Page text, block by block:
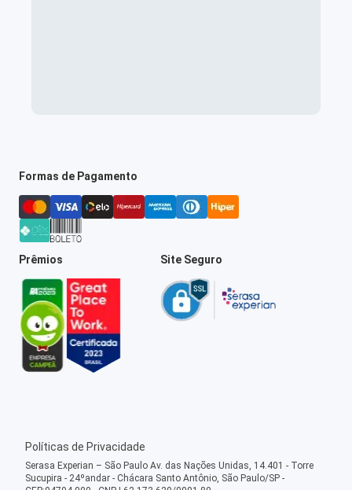
Formas de Pagamento
Prêmios Site Seguro
Políticas de Privacidade
Serasa Experian – São Paulo Av. das Nações Unidas, 14.401 - Torre
Sucupira - 24ºandar - Chácara Santo Antônio, São Paulo/SP -